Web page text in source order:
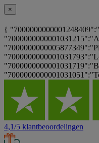
×
{
4,1/5 klantbeoordelingen